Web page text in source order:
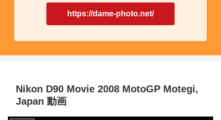
https://dame-photo.net/
Nikon D90 Movie 2008 MotoGP Motegi,
Japan 動画